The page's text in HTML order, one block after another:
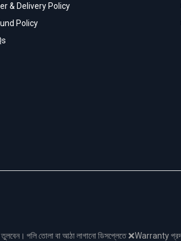
& Delivery Policy
Policy
তুলবেন। পলি তোলা বা আঠা লাগানো ডিসপ্লেতে ❌Warranty